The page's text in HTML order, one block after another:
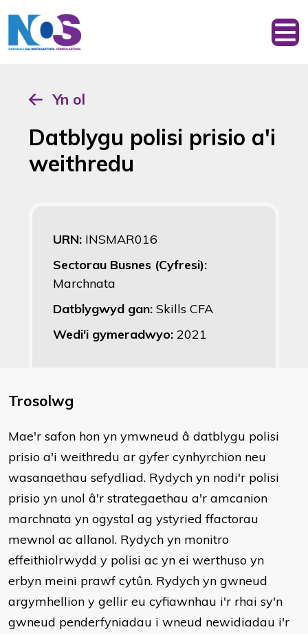
Yn ol
Datblygu polisi prisio a'i
weithredu
URN: INSMAR016
Sectorau Busnes (Cyfresi):
Marchnata
Datblygwyd gan: Skills CFA
Wedi'i gymeradwyo: 2021
Trosolwg
Mae'r safon hon yn ymwneud â datblygu polisi
prisio a'i weithredu ar gyfer cynhyrchion neu
wasanaethau sefydliad. Rydych yn nodi'r polisi
prisio yn unol â'r strategaethau a'r amcanion
marchnata yn ogystal ag ystyried ffactorau
mewnol ac allanol. Rydych yn monitro
effeithiolrwydd y polisi ac yn ei werthuso yn
erbyn meini prawf cytûn. Rydych yn gwneud
argymhellion y gellir eu cyfiawnhau i'r rhai sy'n
gwneud penderfyniadau i wneud newidiadau i'r